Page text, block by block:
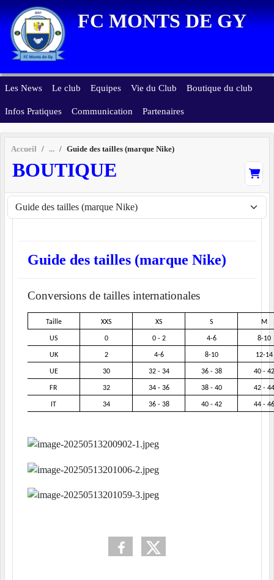
FC MONTS DE GY
Les News Le club Equipes Vie du Club Boutique du club
Infos Pratiques Communication Partenaires
Accueil Guide des tailles (marque Nike)
BOUTIQUE
Guide des tailles (marque Nike)
Conversions de tailles internationales
Taille XXS XS S M
US 0 0 - 2 4-6 8-10
UK 2 4-6 8-10 12-14
UE 30 32 - 34 36 - 38 40 - 42
FR 32 34 - 36 38 - 40 42 - 44
IT 34 36 - 38 40 - 42 44 - 46
Panneau de gestion des cookies